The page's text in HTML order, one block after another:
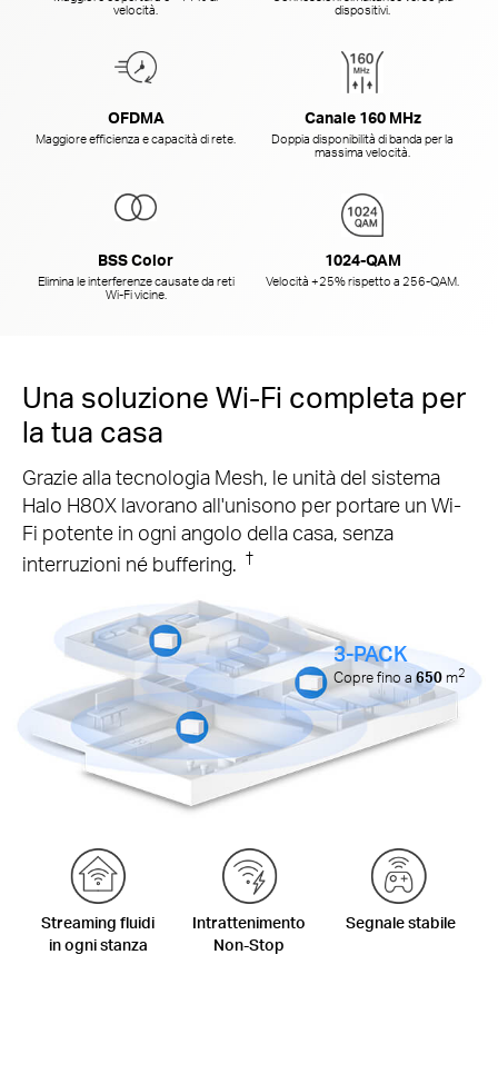
velocità.
dispositivi.
OFDMA
Maggiore efficienza e capacità di rete.
Canale 160 MHz
Doppia disponibilità di banda per la
massima velocità.
BSS Color
Elimina le interferenze causate da reti
Wi-Fi vicine.
1024-QAM
Velocità +25% rispetto a 256-QAM.
Una soluzione Wi-Fi completa per
la tua casa
Grazie alla tecnologia Mesh, le unità del sistema
Halo H80X lavorano all'unisono per portare un Wi-
Fi potente in ogni angolo della casa, senza
interruzioni né buffering. †
Streaming fluidi
in ogni stanza
Intrattenimento
Non-Stop
Segnale stabile
3-PACK
Copre fino a650m2